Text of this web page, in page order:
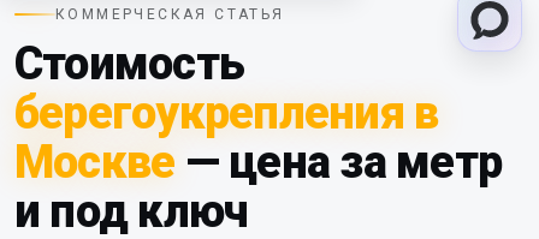
КОММЕРЧЕСКАЯ СТАТЬЯ
Стоимость
берегоукрепления в
Москве — цена за метр
и под ключ